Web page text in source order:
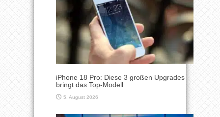
iPhone 18 Pro: Diese 3 großen Upgrades
bringt das Top-Modell
5. August 2026